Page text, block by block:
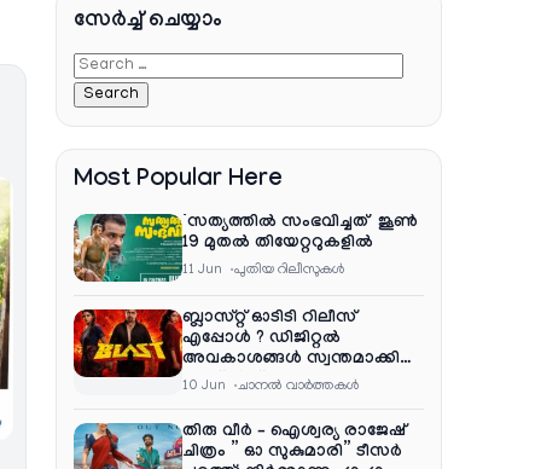
സേര്‍ച്ച്‌ ചെയ്യാം
Most Popular Here
‘സത്യത്തിൽ സംഭവിച്ചത്’ ജൂൺ
19 മുതൽ തിയേറ്ററുകളിൽ
11 Jun പുതിയ റിലീസുകള്‍
ബ്ലാസ്റ്റ് ഓടിടി റിലീസ്
എപ്പോൾ ? ഡിജിറ്റൽ
അവകാശങ്ങൾ സ്വന്തമാക്കി
നെറ്റ്ഫ്ലിക്സ്
10 Jun ചാനല്‍ വാര്‍ത്തകള്‍
തിരു വീർ – ഐശ്വര്യ രാജേഷ്
ചിത്രം ” ഓ സുകുമാരി” ടീസർ